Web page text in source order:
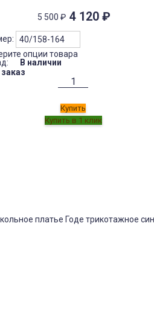
5 500₽ 4 120₽
опции товара
В наличии
Купить